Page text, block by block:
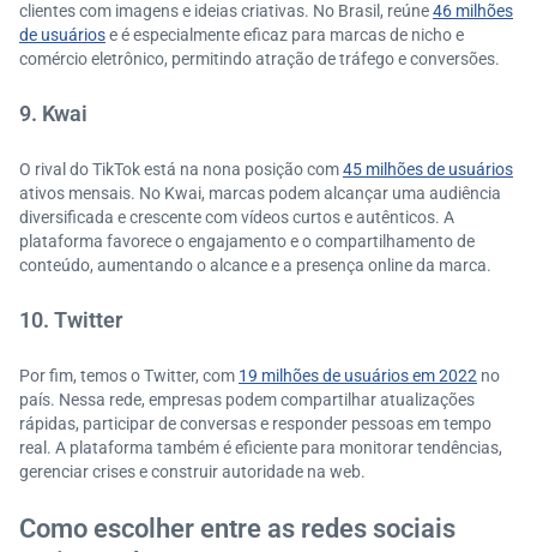
clientes com imagens e ideias criativas. No Brasil, reúne46 milhões
de usuáriose é especialmente eficaz para marcas de nicho e
comércio eletrônico, permitindo atração de tráfego e conversões.
9. Kwai
O rival do TikTok está na nona posição com45 milhões de usuários
ativos mensais. No Kwai, marcas podem alcançar uma audiência
diversificada e crescente com vídeos curtos e autênticos. A
plataforma favorece o engajamento e o compartilhamento de
conteúdo, aumentando o alcance e a presença online da marca.
10. Twitter
Por fim, temos o Twitter, com 19 milhões de usuários em 2022 no
país. Nessa rede, empresas podem compartilhar atualizações
rápidas, participar de conversas e responder pessoas em tempo
real. A plataforma também é eficiente para monitorar tendências,
gerenciar crises e construir autoridade na web.
Como escolher entre as redes sociais